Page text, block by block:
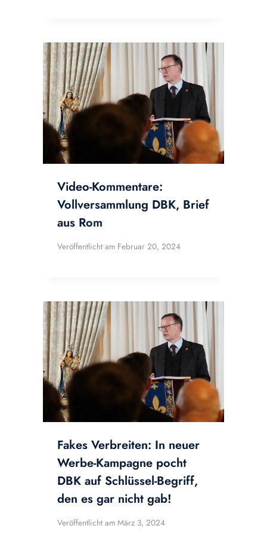
Video-Kommentare:
Vollversammlung DBK, Brief
aus Rom
Veröffentlicht am Februar 20, 2024
Fakes Verbreiten: In neuer
Werbe-Kampagne pocht
DBK auf Schlüssel-Begriff,
den es gar nicht gab!
Veröffentlicht am März 3, 2024